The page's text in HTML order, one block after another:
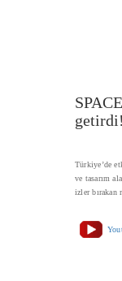
getirdi!
Türkiye’de
ve tasarım
izler